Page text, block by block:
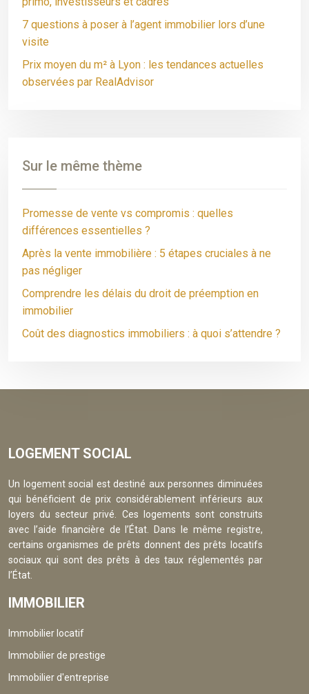
7 questions à poser à l’agent immobilier lors d’une
visite
Prix moyen du m² à Lyon : les tendances actuelles
observées par RealAdvisor
Sur le même thème
Promesse de vente vs compromis : quelles
différences essentielles ?
Après la vente immobilière : 5 étapes cruciales à ne
pas négliger
Comprendre les délais du droit de préemption en
immobilier
Coût des diagnostics immobiliers : à quoi s’attendre ?
LOGEMENT SOCIAL
Un logement social est destiné aux personnes diminuées
qui bénéficient de prix considérablement inférieurs aux
loyers du secteur privé. Ces logements sont construits
avec l’aide financière de l’État. Dans le même registre,
certains organismes de prêts donnent des prêts locatifs
sociaux qui sont des prêts à des taux réglementés par
l’État.
IMMOBILIER
Immobilier locatif
Immobilier de prestige
Immobilier d'entreprise